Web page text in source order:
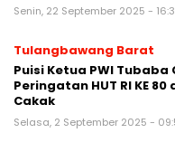
Senin, 22 September 2025 -
Tulangbawang Barat
Puisi Ketua PWI
Peringatan HUT RI KE
Cakak
Selasa, 2 September 2025 -